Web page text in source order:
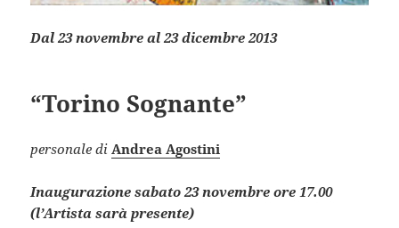
Dal 23 novembre al 23 dicembre 2013
“Torino Sognante”
personale di Andrea Agostini
Inaugurazione sabato 23 novembre ore 17.00
(l’Artista sarà presente)